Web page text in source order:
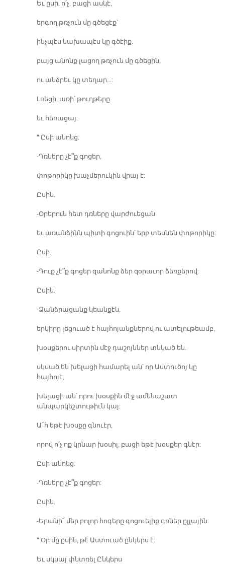
Եւ ըսի. ո՛չ, բացի ասկէ,
երգող թռչուն մը գծեցէք՝
ինչպէս նախապէս կը գծէիք.
բայց անոնք լացող թռչուն մը գծեցին,
ու անձրեւ կը տեղար…:
Լռեցի, առի՛ թուղթերը
եւ հեռացայ:
*Ըսի անոնց.
-Դռները չէ՞ք գոցեր,
փոթորիկը խաչմերուկին վրայ է:
Ըսին.
-Օրերուն հետ դռները վարժուեցան
եւ առանձինն պիտի գոցուին՝ երբ տեսնեն փոթորիկը:
Ըսի.
-Դուք չէ՞ք գոցեր զանոնք ձեր զօրաւոր ձեռքերով:
Ըսին.
-Ձանձրացանք կեանքէն.
երկիրը լեցուած է հայհոյանքներով ու ատելութեամբ,
խօսքերու սիրտին մէջ դաշոյններ տնկած են.
սկսած են խելացի համարել ան՝ որ Աստուծոյ կը
հայհոյէ,
խելացի ան՝ որու խօսքին մէջ ամենաշատ
անպարկեշտութիւն կայ:
Ա՜հ եթէ խօսքը գնուէր,
որով ո՛չ ոք կրնար խօսիլ, բացի եթէ խօսքեր գնէր:
Ըսի անոնց.
-Դռները չէ՞ք գոցեր:
Ըսին.
-Երանի՜ մեր բոլոր հոգերը գոցուելիք դռներ ըլլային:
*Օր մը ըսին, թէ Աստուած ընկերս է:
Եւ սկսայ փնտռել Ընկերս